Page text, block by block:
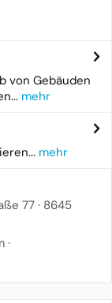
von Gebäuden
mehr
mehr
77 · 8645
·